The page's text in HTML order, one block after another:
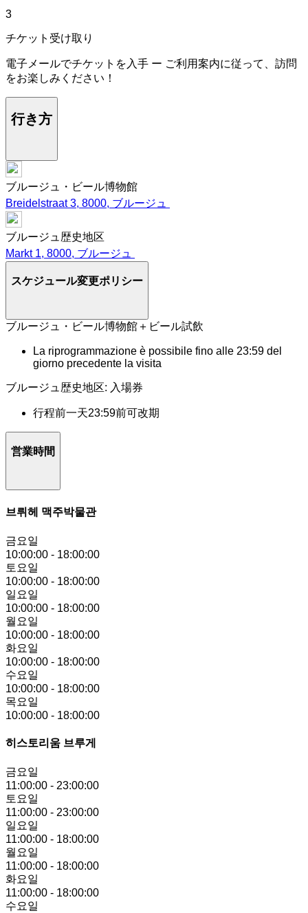
3
チケット受け取り
電子メールでチケットを入手 ー ご利用案内に従って、訪問
をお楽しみください！
行き方
ブルージュ・ビール博物館
Breidelstraat 3, 8000, ブルージュ
ブルージュ歴史地区
Markt 1, 8000, ブルージュ
スケジュール変更ポリシー
ブルージュ・ビール博物館＋ビール試飲
La riprogrammazione è possibile fino alle 23:59 del
giorno precedente la visita
ブルージュ歴史地区: 入場券
行程前一天23:59前可改期
営業時間
브뤼헤 맥주박물관
금요일
10:00:00 - 18:00:00
토요일
10:00:00 - 18:00:00
일요일
10:00:00 - 18:00:00
월요일
10:00:00 - 18:00:00
화요일
10:00:00 - 18:00:00
수요일
10:00:00 - 18:00:00
목요일
10:00:00 - 18:00:00
히스토리움 브루게
금요일
11:00:00 - 23:00:00
토요일
11:00:00 - 23:00:00
일요일
11:00:00 - 18:00:00
월요일
11:00:00 - 18:00:00
화요일
11:00:00 - 18:00:00
수요일